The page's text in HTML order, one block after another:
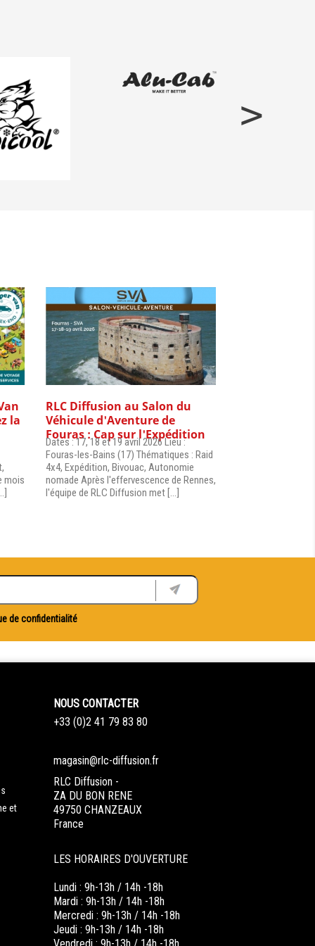
la
mois
RLC Diffusion au Salon du
Véhicule d'Aventure de
Fouras : Cap sur l'Expédition
Dates : 17, 18 et 19 avril 2026 Lieu :
Fouras-les-Bains (17) Thématiques : Raid
4x4, Expédition, Bivouac, Autonomie
nomade Après l'effervescence de Rennes,
l'équipe de RLC Diffusion met [...]
de confidentialité
et
NOUS CONTACTER
+33 (0)2 41 79 83 80
magasin@rlc-diffusion.fr
RLC Diffusion -
ZA DU BON RENE
49750 CHANZEAUX
France
LES HORAIRES D'OUVERTURE
Lundi : 9h-13h / 14h -18h
Mardi : 9h-13h / 14h -18h
Mercredi : 9h-13h / 14h -18h
Jeudi : 9h-13h / 14h -18h
Vendredi : 9h-13h / 14h -18h